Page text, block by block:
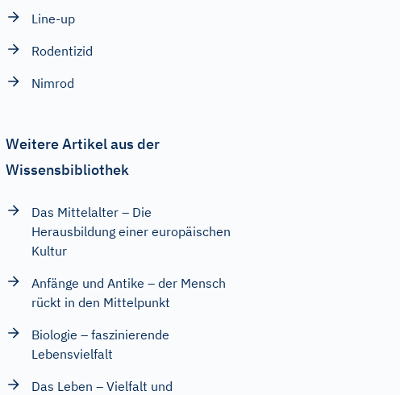
Line-up
Rodentizid
Nimrod
Weitere Artikel aus der
Wissensbibliothek
Das Mittelalter – Die
Herausbildung einer europäischen
Kultur
Anfänge und Antike – der Mensch
rückt in den Mittelpunkt
Biologie – faszinierende
Lebensvielfalt
Das Leben – Vielfalt und